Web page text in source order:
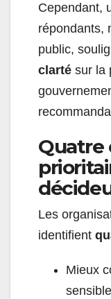
Cependant,
répondants,
public,
clarté sur la
Quatre
Les
identifient
Mieux